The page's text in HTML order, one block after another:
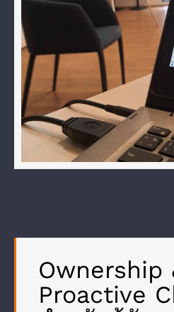
Ownership
Proactive